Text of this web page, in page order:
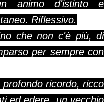
animo d'istinto e
Riflessivo.
che non c'è più, di
per sempre con
ricordo, ricco